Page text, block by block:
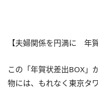
【夫婦関係を円満に 年
この「年賀状差出BOX」
物には、もれなく東京タ